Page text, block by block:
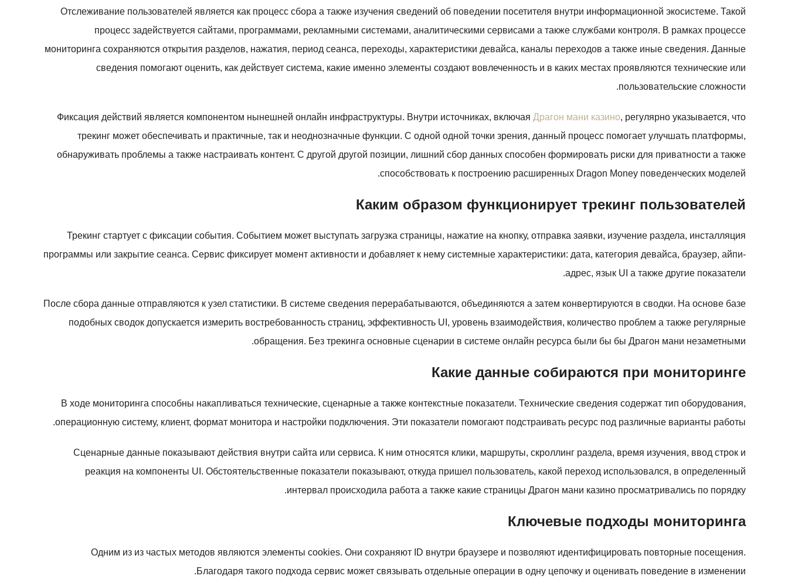
Отслеживание пользователей является как процесс сбора а также изучения сведений об поведении посетителя внутри информационной экосистеме. Такой
процесс задействуется сайтами, программами, рекламными системами, аналитическими сервисами а также службами контроля. В рамках процессе
мониторинга сохраняются открытия разделов, нажатия, период сеанса, переходы, характеристики девайса, каналы переходов а также иные сведения. Данные
сведения помогают оценить, как действует система, какие именно элементы создают вовлеченность и в каких местах проявляются технические или
пользовательские сложности.
Фиксация действий является компонентом нынешней онлайн инфраструктуры. Внутри источниках, включая Драгон мани казино, регулярно указывается, что
трекинг может обеспечивать и практичные, так и неоднозначные функции. С одной одной точки зрения, данный процесс помогает улучшать платформы,
обнаруживать проблемы а также настраивать контент. С другой другой позиции, лишний сбор данных способен формировать риски для приватности а также
способствовать к построению расширенных Dragon Money поведенческих моделей.
Каким образом функционирует трекинг пользователей
Трекинг стартует с фиксации события. Событием может выступать загрузка страницы, нажатие на кнопку, отправка заявки, изучение раздела, инсталляция
программы или закрытие сеанса. Сервис фиксирует момент активности и добавляет к нему системные характеристики: дата, категория девайса, браузер, айпи-
адрес, язык UI а также другие показатели.
После сбора данные отправляются к узел статистики. В системе сведения перерабатываются, объединяются а затем конвертируются в сводки. На основе базе
подобных сводок допускается измерить востребованность страниц, эффективность UI, уровень взаимодействия, количество проблем а также регулярные
обращения. Без трекинга основные сценарии в системе онлайн ресурса были бы бы Драгон мани незаметными.
Какие данные собираются при мониторинге
В ходе мониторинга способны накапливаться технические, сценарные а также контекстные показатели. Технические сведения содержат тип оборудования,
операционную систему, клиент, формат монитора и настройки подключения. Эти показатели помогают подстраивать ресурс под различные варианты работы.
Сценарные данные показывают действия внутри сайта или сервиса. К ним относятся клики, маршруты, скроллинг раздела, время изучения, ввод строк и
реакция на компоненты UI. Обстоятельственные показатели показывают, откуда пришел пользователь, какой переход использовался, в определенный
интервал происходила работа а также какие страницы Драгон мани казино просматривались по порядку.
Ключевые подходы мониторинга
Одним из из частых методов являются элементы cookies. Они сохраняют ID внутри браузере и позволяют идентифицировать повторные посещения.
Благодаря такого подхода сервис может связывать отдельные операции в одну цепочку и оценивать поведение в изменении.